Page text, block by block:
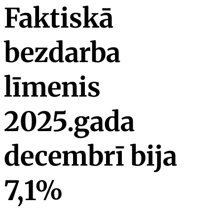
Faktiskā
bezdarba
līmenis
2025.gada
decembrī bija
7,1%